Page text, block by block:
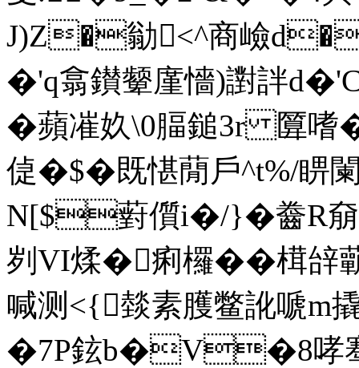
J)Z�勜<^商嶮
�'q翕鑚颦廑懎)譵詊
�蘋凗奺\0腷鎚3r 匴嗜
偼�$�既愖蕑戶^t%/
N[$薱儨i�/}� 齤R
刿VI煣�痢欏��榵
喊测<{燅素臒鳖訛嗁m
�7P鉉b�V�8哮骞